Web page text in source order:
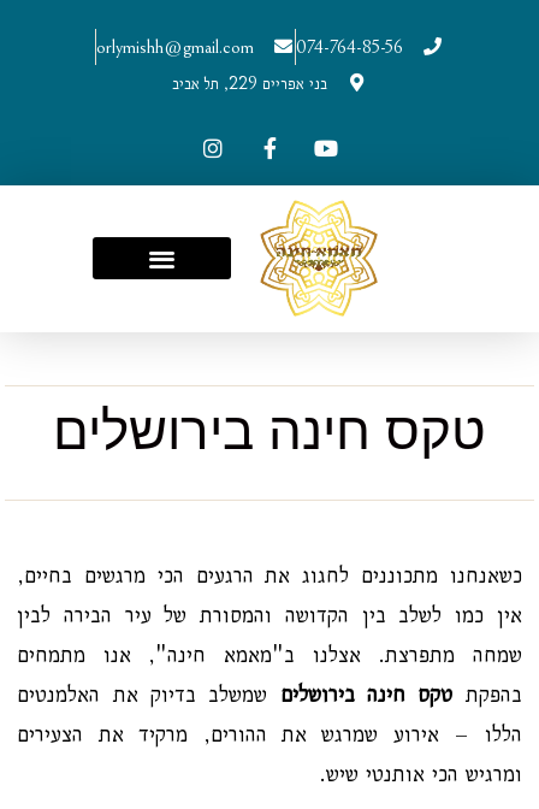
074-764-85-56
orlymishh@gmail.com
בני אפריים 229, תל אביב
טקס חינה בירושלים
כשאנחנו מתכוננים לחגוג את הרגעים הכי מרגשים בחיים,
אין כמו לשלב בין הקדושה והמסורת של עיר הבירה לבין
שמחה מתפרצת. אצלנו ב"מאמא חינה", אנו מתמחים
בהפקת טקס חינה בירושליםשמשלב בדיוק את האלמנטים
הללו – אירוע שמרגש את ההורים, מרקיד את הצעירים
ומרגיש הכי אותנטי שיש.